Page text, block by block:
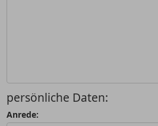
persönliche Daten:
Anrede: